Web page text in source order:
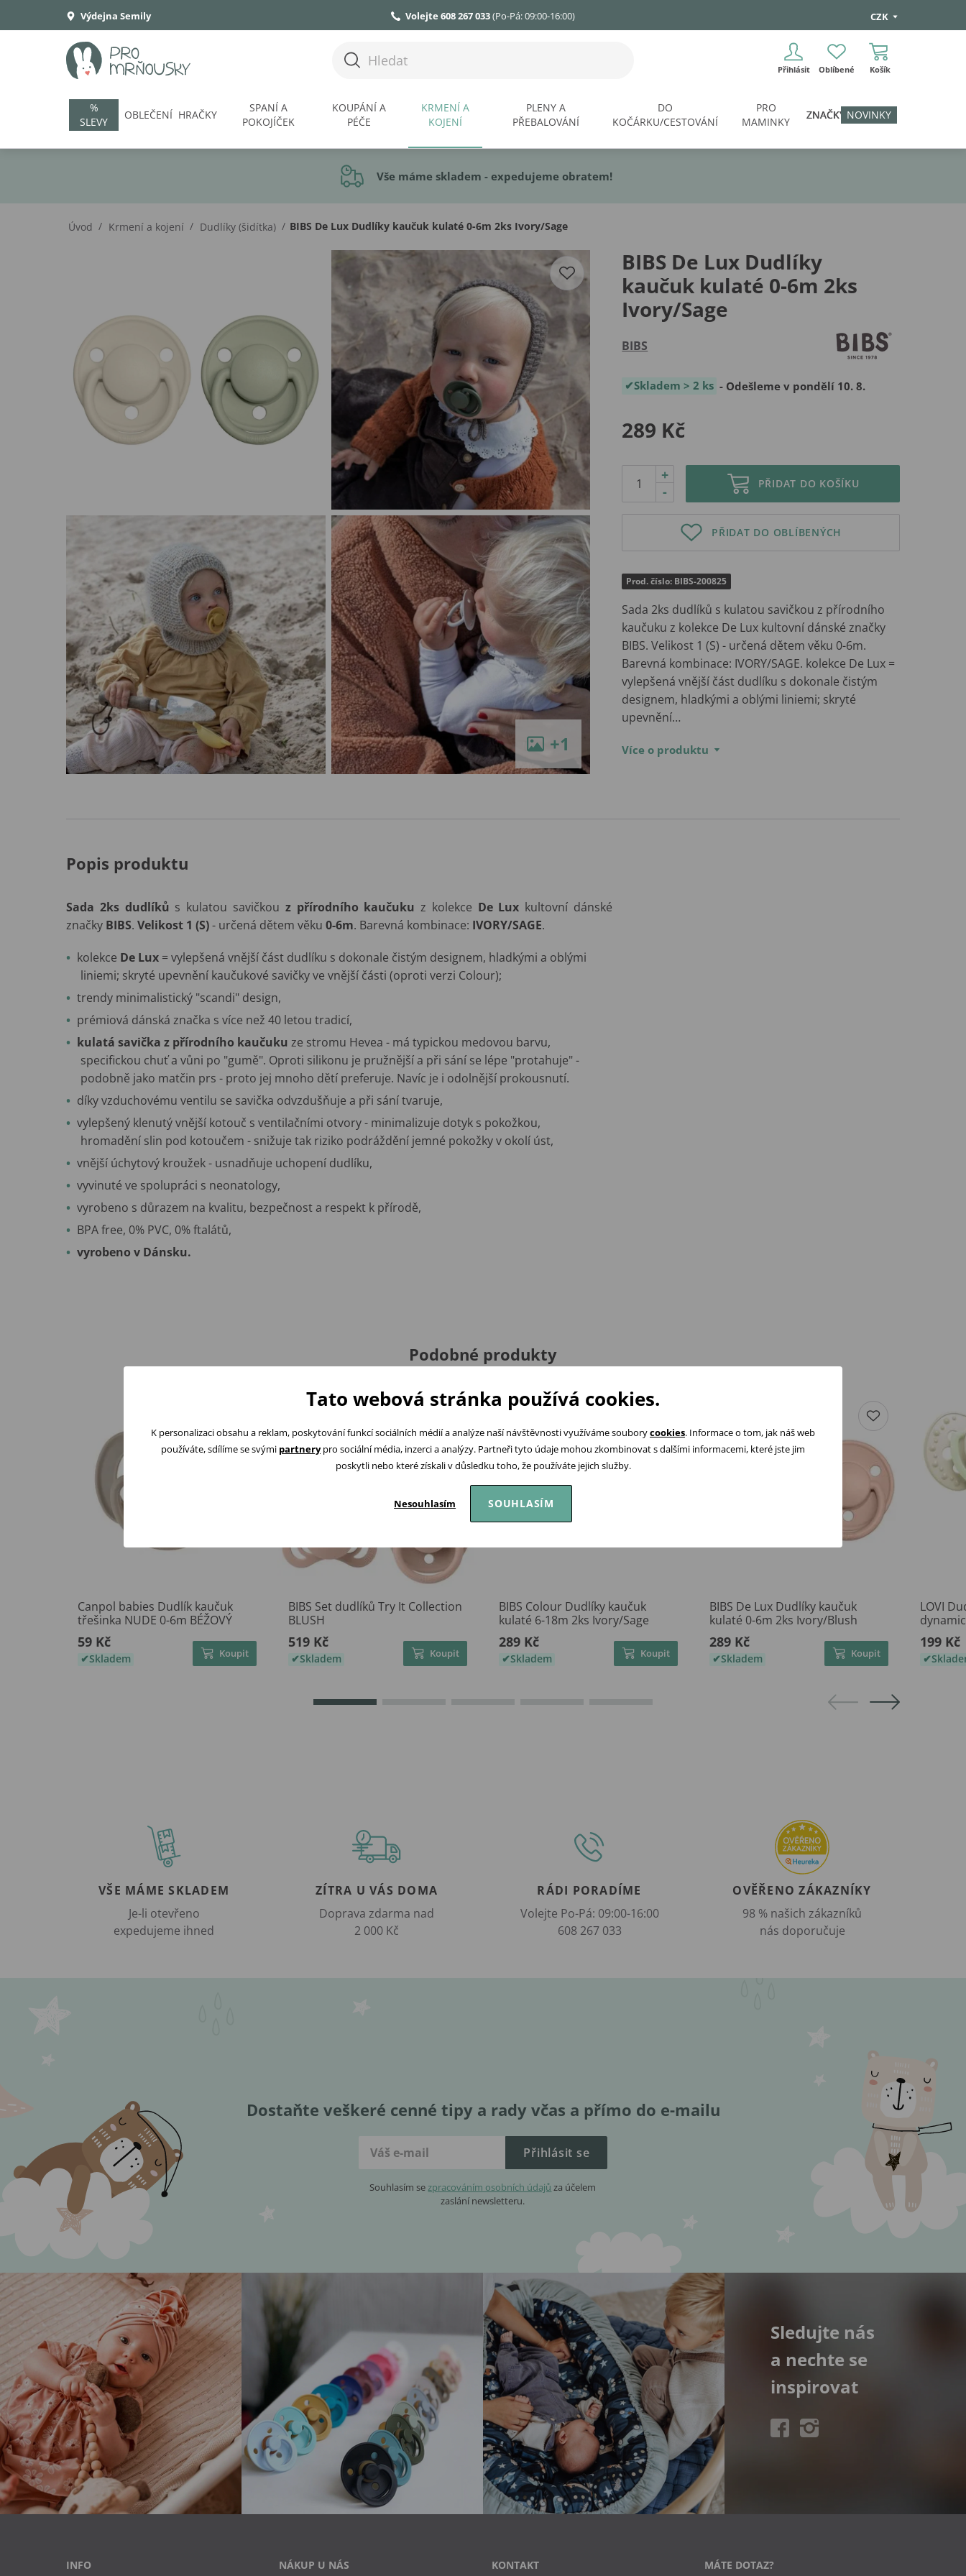
Výdejna Semily Volejte 608 267 033(Po-Pá: 09:00-16:00) CZK
Přihlásit Oblíbené Košík
%
SLEVY
OBLEČENÍ HRAČKY
SPANÍ A
POKOJÍČEK
KOUPÁNÍ A
PÉČE
KRMENÍ A
KOJENÍ
PLENY A
PŘEBALOVÁNÍ
DO
KOČÁRKU/CESTOVÁNÍ
PRO
MAMINKY
ZNAČKY NOVINKY
Vše máme skladem - expedujeme obratem!
Úvod / Krmení a kojení / Dudlíky (šidítka) / BIBS De Lux Dudlíky kaučuk kulaté 0-6m 2ks Ivory/Sage
BIBS De Lux Dudlíky
kaučuk kulaté 0-6m 2ks
Ivory/Sage
BIBS
Skladem > 2 ks - Odešleme v pondělí 10. 8.
289 Kč
-
+
PŘIDAT DO KOŠÍKU
PŘIDAT DO OBLÍBENÝCH
Prod. číslo: BIBS-200825
Sada 2ks dudlíků s kulatou savičkou z přírodního
kaučuku z kolekce De Lux kultovní dánské značky
BIBS. Velikost 1 (S) - určená dětem věku 0-6m.
Barevná kombinace: IVORY/SAGE. kolekce De Lux =
vylepšená vnější část dudlíku s dokonale čistým
designem, hladkými a oblými liniemi; skryté
upevnění…
Více o produktu
+1
Popis produktu
Sada 2ks dudlíků s kulatou savičkou z přírodního kaučuku z kolekce De Lux kultovní dánské
značky BIBS. Velikost 1 (S)- určená dětem věku 0-6m. Barevná kombinace: IVORY/SAGE.
kolekce De Lux = vylepšená vnější část dudlíku s dokonale čistým designem, hladkými a oblými
liniemi; skryté upevnění kaučukové savičky ve vnější části (oproti verzi Colour);
trendy minimalistický "scandi" design,
prémiová dánská značka s více než 40 letou tradicí,
kulatá savička z přírodního kaučuku ze stromu Hevea - má typickou medovou barvu,
specifickou chuť a vůni po "gumě". Oproti silikonu je pružnější a při sání se lépe "protahuje" -
podobně jako matčin prs - proto jej mnoho dětí preferuje. Navíc je i odolnější prokousnutí.
díky vzduchovému ventilu se savička odvzdušňuje a při sání tvaruje,
vylepšený klenutý vnější kotouč s ventilačními otvory - minimalizuje dotyk s pokožkou,
hromadění slin pod kotoučem - snižuje tak riziko podráždění jemné pokožky v okolí úst,
vnější úchytový kroužek - usnadňuje uchopení dudlíku,
vyvinuté ve spolupráci s neonatology,
vyrobeno s důrazem na kvalitu, bezpečnost a respekt k přírodě,
BPA free, 0% PVC, 0% ftalátů,
vyrobeno v Dánsku.
Podobné produkty
Canpol babies Dudlík kaučuk
třešinka NUDE 0-6m BÉŽOVÝ
59 Kč
Skladem Koupit
BIBS Set dudlíků Try It Collection
BLUSH
519 Kč
Skladem Koupit
BIBS Colour Dudlíky kaučuk
kulaté 6-18m 2ks Ivory/Sage
289 Kč
Skladem Koupit
BIBS De Lux Dudlíky kaučuk
kulaté 0-6m 2ks Ivory/Blush
289 Kč
Skladem Koupit
LOVI
199 Kč
VŠE MÁME SKLADEM
Je-li otevřeno
expedujeme ihned
ZÍTRA U VÁS DOMA
Doprava zdarma nad
2 000 Kč
RÁDI PORADÍME
Volejte Po-Pá: 09:00-16:00
608 267 033
OVĚŘENO ZÁKAZNÍKY
98 % našich zákazníků
nás doporučuje
Dostaňte veškeré cenné tipy a rady včas a přímo do e-mailu
Přihlásit se
Souhlasím se zpracováním osobních údajů za účelem
zaslání newsletteru.
Sledujte nás
a nechte se
inspirovat
INFO NÁKUP U NÁS KONTAKT MÁTE DOTAZ?
Tato webová stránka používá cookies.
K personalizaci obsahu a reklam, poskytování funkcí sociálních médií a analýze naší návštěvnosti využíváme souborycookies. Informace o tom, jak náš web
používáte, sdílíme se svými partnerypro sociální média, inzerci a analýzy. Partneři tyto údaje mohou zkombinovat s dalšími informacemi, které jste jim
poskytli nebo které získali v důsledku toho, že používáte jejich služby.
Nesouhlasím SOUHLASÍM